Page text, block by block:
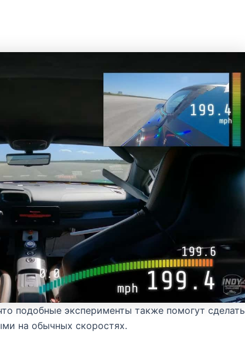
подобные эксперименты также помогут сделать
на обычных скоростях.